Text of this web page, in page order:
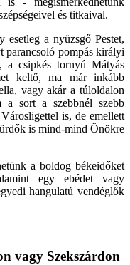
és titkaival.
esetleg a nyüzsgő Pestet,
parancsoló pompás királyi
a csipkés tornyú Mátyás
keltő, ma már inkább
vagy akár a túloldalon
a sort a szebbnél szebb
is, de emellett
is mind-mind Önökre
a boldog békeidőket
egy ebédet vagy
hangulatú vendéglők
vagy Szekszárdon